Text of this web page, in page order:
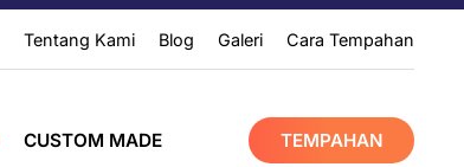
Tentang Kami Blog Galeri Cara Tempahan
CUSTOM MADE TEMPAHAN